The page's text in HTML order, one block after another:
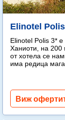
Elinotel Polis
Elinotel Polis 3*
Ханиоти, на 200
от хотела се
има редица
Виж